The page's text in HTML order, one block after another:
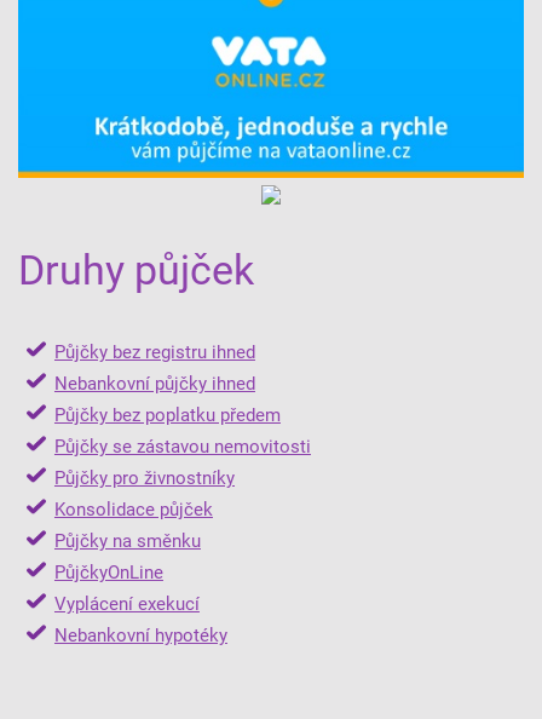
Druhy půjček
Půjčky bez registru ihned
Nebankovní půjčky ihned
Půjčky bez poplatku předem
Půjčky se zástavou nemovitosti
Půjčky pro živnostníky
Konsolidace půjček
Půjčky na směnku
PůjčkyOnLine
Vyplácení exekucí
Nebankovní hypotéky